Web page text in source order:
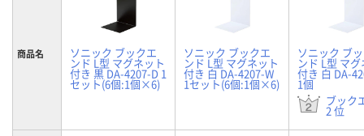
商品名 ソニック ブックエ
ンド L型 マグネット
付き 黒 DA-4207-D 1
セット(6個:1個×6)
ソニック ブックエ
ンド L型 マグネット
付き 白 DA-4207-W
1セット(6個:1個×6)
ソニック ブ
ンド L型 マ
付き 白 DA-
1個
ブック
2 位